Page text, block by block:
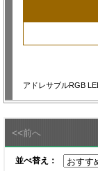
アドレサブルRGB
<<前へ
並べ替え：